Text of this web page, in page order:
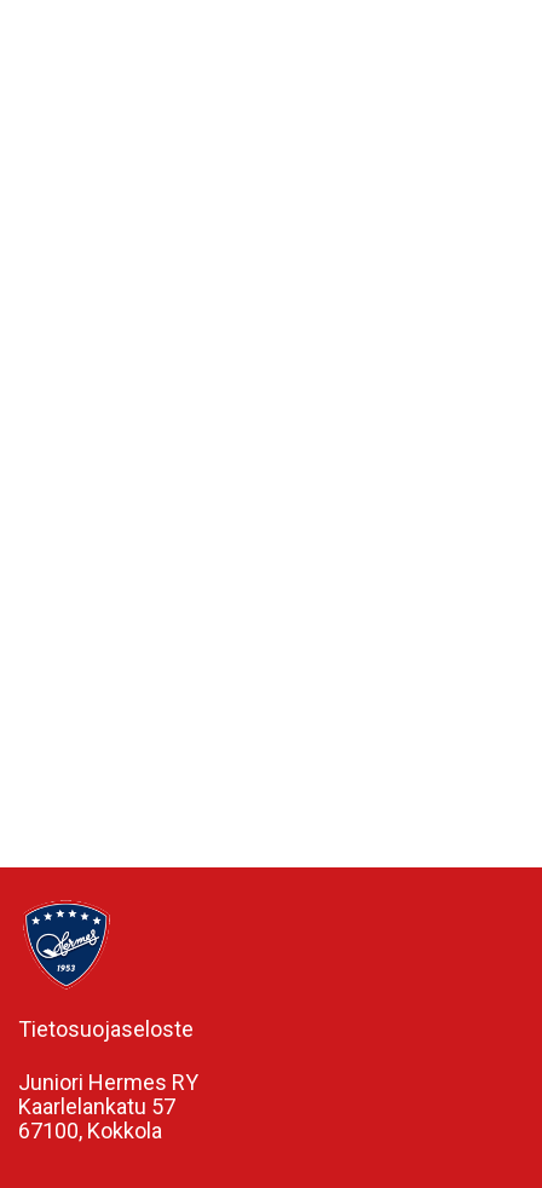
Tietosuojaseloste
Juniori Hermes RY
Kaarlelankatu 57
67100, Kokkola